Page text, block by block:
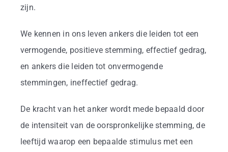
zijn.
We kennen in ons leven ankers die leiden tot een
vermogende, positieve stemming, effectief gedrag,
en ankers die leiden tot onvermogende
stemmingen, ineffectief gedrag.
De kracht van het anker wordt mede bepaald door
de intensiteit van de oorspronkelijke stemming, de
leeftijd waarop een bepaalde stimulus met een